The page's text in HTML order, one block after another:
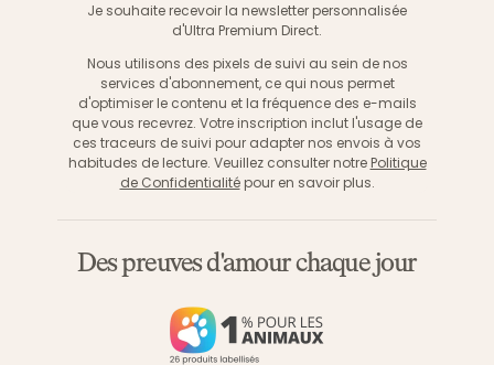
Je souhaite recevoir la newsletter personnalisée
d'Ultra Premium Direct.
Nous utilisons des pixels de suivi au sein de nos
services d'abonnement, ce qui nous permet
d'optimiser le contenu et la fréquence des e-mails
que vous recevrez. Votre inscription inclut l'usage de
ces traceurs de suivi pour adapter nos envois à vos
habitudes de lecture. Veuillez consulter notre Politique
de Confidentialitépour en savoir plus.
Des preuves d'amour chaque jour